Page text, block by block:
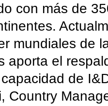
con más de
mundiales de
aporta el
de
Country